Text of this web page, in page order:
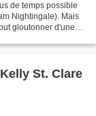
de temps possible
Nightingale). Mais
gloutonner d'une
St. Clare